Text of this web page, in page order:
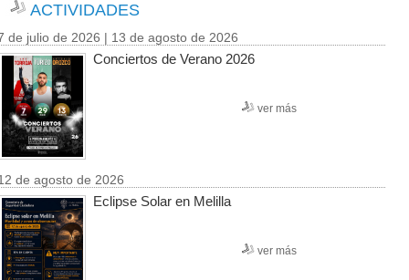
ACTIVIDADES
de julio de 2026 | 13 de agosto de 2026
Conciertos de Verano 2026
ver más
de agosto de 2026
Eclipse Solar en Melilla
ver más